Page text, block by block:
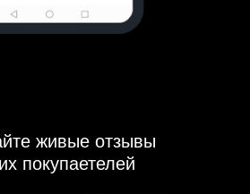
живые отзывы
покупаетелей